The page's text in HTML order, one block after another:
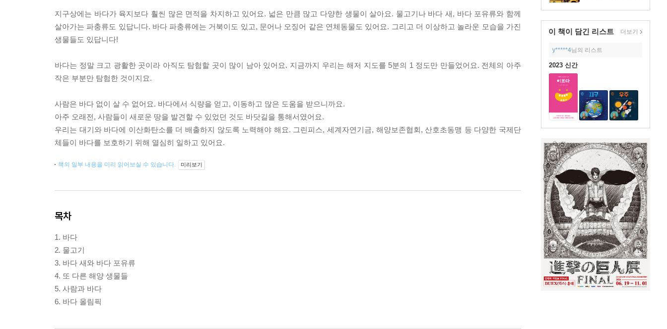
이 책이 담긴 리스트 더보기
y*****4님의 리스트
2023 신간
지구상에는 바다가 육지보다 훨씬 많은 면적을 차지하고 있어요. 넓은 만큼 많고 다양한 생물이 살아요. 물고기나 바다 새, 바다 포유류와 함께
살아가는 파충류도 있답니다. 바다 파충류에는 거북이도 있고, 문어나 오징어 같은 연체동물도 있어요. 그리고 더 이상하고 놀라운 모습을 가진
생물들도 있답니다!
바다는 정말 크고 광활한 곳이라 아직도 탐험할 곳이 많이 남아 있어요. 지금까지 우리는 해저 지도를 5분의 1 정도만 만들었어요. 전체의 아주
작은 부분만 탐험한 것이지요.
사람은 바다 없이 살 수 없어요. 바다에서 식량을 얻고, 이동하고 많은 도움을 받으니까요.
아주 오래전, 사람들이 새로운 땅을 발견할 수 있었던 것도 바닷길을 통해서였어요.
우리는 대기와 바다에 이산화탄소를 더 배출하지 않도록 노력해야 해요. 그린피스, 세계자연기금, 해양보존협회, 산호초동맹 등 다양한 국제단
체들이 바다를 보호하기 위해 열심히 일하고 있어요.
책의 일부 내용을 미리 읽어보실 수 있습니다. 미리보기
목차
1. 바다
2. 물고기
3. 바다 새와 바다 포유류
4. 또 다른 해양 생물들
5. 사람과 바다
6. 바다 올림픽